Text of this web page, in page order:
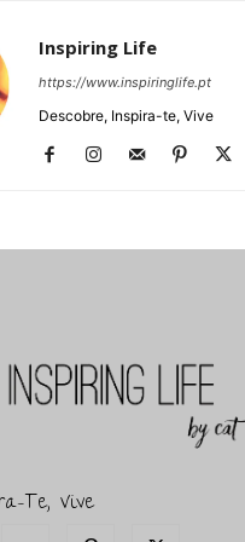
Inspiring Life
https://www.inspiringlife.pt
Descobre, Inspira-te, Vive
Te, Vive